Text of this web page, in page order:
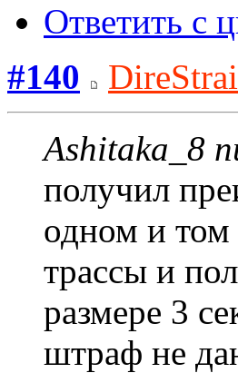
Ответить с
#140
Ashitaka_8
получил
одном и том
трассы и
размере 3
штраф не